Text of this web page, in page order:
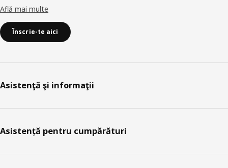
Află mai multe
Înscrie-te aici
Asistenţă şi informaţii
Asistență pentru cumpărături